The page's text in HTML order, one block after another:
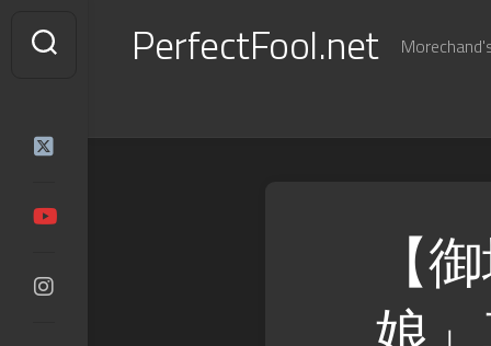
content
PerfectFool.net
【